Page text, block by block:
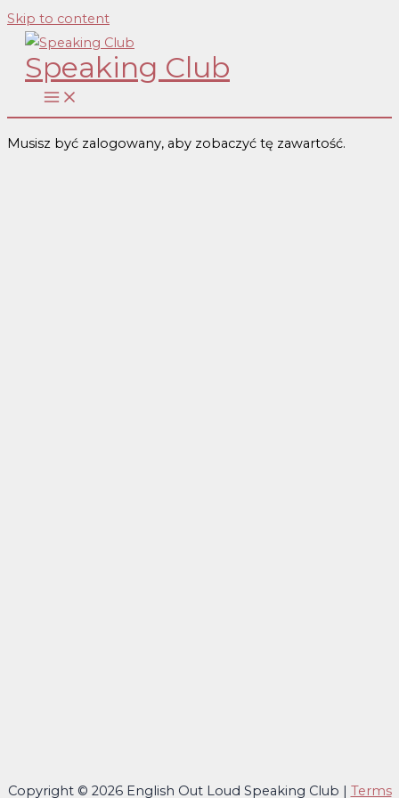
Skip to content
Speaking Club
Musisz być zalogowany, aby zobaczyć tę zawartość.
Copyright © 2026 English Out Loud Speaking Club | Terms